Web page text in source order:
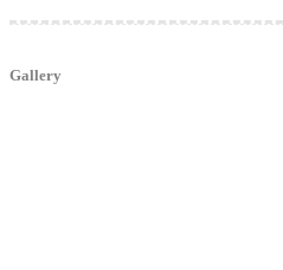
Gallery